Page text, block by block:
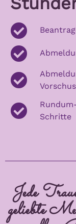
Schritte
Jede
geliebte